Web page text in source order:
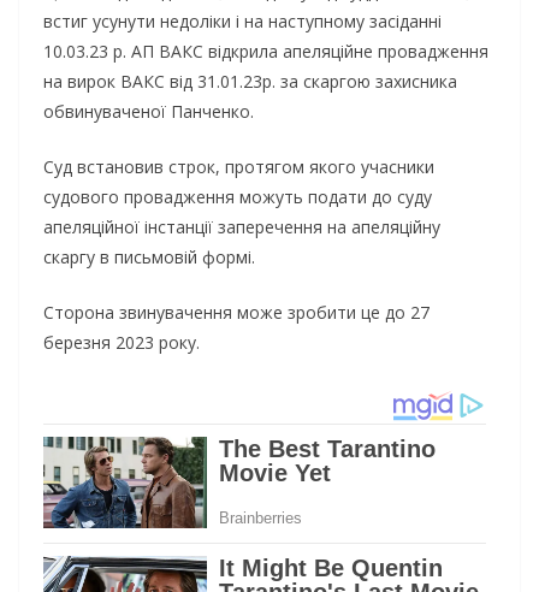
встиг усунути недоліки і на наступному засіданні
10.03.23 р. АП ВАКС відкрила апеляційне провадження
на вирок ВАКС від 31.01.23р. за скаргою захисника
обвинуваченої Панченко.
Суд встановив строк, протягом якого учасники
судового провадження можуть подати до суду
апеляційної інстанції заперечення на апеляційну
скаргу в письмовій формі.
Сторона звинувачення може зробити це до 27
березня 2023 року.